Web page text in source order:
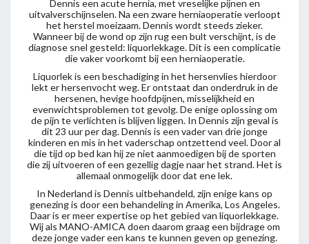
Dennis een acute hernia, met vreselijke pijnen en
uitvalverschijnselen. Na een zware herniaoperatie verloopt
het herstel moeizaam. Dennis wordt steeds zieker.
Wanneer bij de wond op zijn rug een bult verschijnt, is de
diagnose snel gesteld: liquorlekkage. Dit is een complicatie
die vaker voorkomt bij een herniaoperatie.
Liquorlek is een beschadiging in het hersenvlies hierdoor
lekt er hersenvocht weg. Er ontstaat dan onderdruk in de
hersenen, hevige hoofdpijnen, misselijkheid en
evenwichtsproblemen tot gevolg. De enige oplossing om
de pijn te verlichten is blijven liggen. In Dennis zijn geval is
dit 23 uur per dag. Dennis is een vader van drie jonge
kinderen en mis in het vaderschap ontzettend veel. Door al
die tijd op bed kan hij ze niet aanmoedigen bij de sporten
die zij uitvoeren of een gezellig dagje naar het strand. Het is
allemaal onmogelijk door dat ene lek.
In Nederland is Dennis uitbehandeld, zijn enige kans op
genezing is door een behandeling in Amerika, Los Angeles.
Daar is er meer expertise op het gebied van liquorlekkage.
Wij als MANO-AMICA doen daarom graag een bijdrage om
deze jonge vader een kans te kunnen geven op genezing.